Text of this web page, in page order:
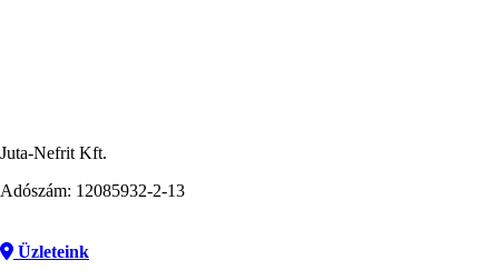
Juta-Nefrit Kft.
Adószám: 12085932-2-13
Üzleteink